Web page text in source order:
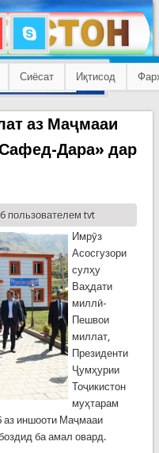
Сиёсат Иқтисод
аз Маҷмааи
Дара» дар
пользователем tvt
Имрӯз
Асосгузори
сулҳу
Ваҳдати
миллӣ-
Пешвои
миллат,
Президенти
Ҷумҳурии
Тоҷикистон
муҳтарам
аз иншооти Маҷмааи
ба амал овард.